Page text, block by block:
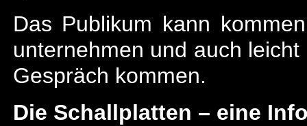
Das Publikum kann
unternehmen und auch
Gespräch kommen.
Die Schallplatten – eine